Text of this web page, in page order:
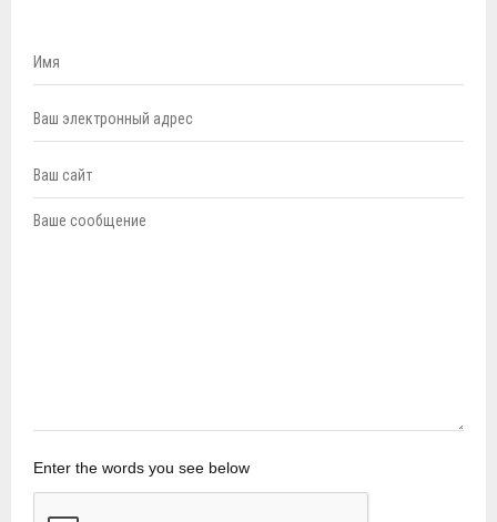
Enter the words you see below